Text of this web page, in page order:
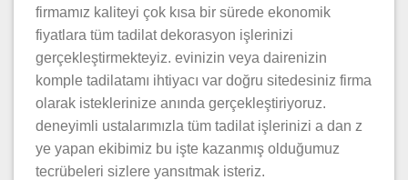
firmamız kaliteyi çok kısa bir sürede ekonomik
fiyatlara tüm tadilat dekorasyon işlerinizi
gerçekleştirmekteyiz. evinizin veya dairenizin
komple tadilatamı ihtiyacı var doğru sitedesiniz firma
olarak isteklerinize anında gerçekleştiriyoruz.
deneyimli ustalarımızla tüm tadilat işlerinizi a dan z
ye yapan ekibimiz bu işte kazanmış olduğumuz
tecrübeleri sizlere yansıtmak isteriz.